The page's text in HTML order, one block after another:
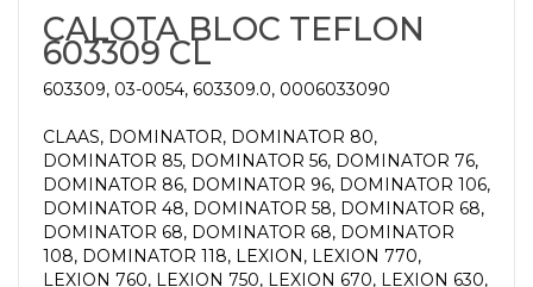
CALOTA BLOC TEFLON
603309 CL
603309, 03-0054, 603309.0, 0006033090
CLAAS, DOMINATOR, DOMINATOR 80,
DOMINATOR 85, DOMINATOR 56, DOMINATOR 76,
DOMINATOR 86, DOMINATOR 96, DOMINATOR 106,
DOMINATOR 48, DOMINATOR 58, DOMINATOR 68,
DOMINATOR 68, DOMINATOR 68, DOMINATOR
108, DOMINATOR 118, LEXION, LEXION 770,
LEXION 760, LEXION 750, LEXION 670, LEXION 630,